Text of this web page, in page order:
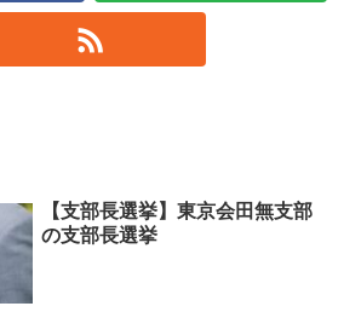
【支部長選挙】東京会田無支部
の支部長選挙